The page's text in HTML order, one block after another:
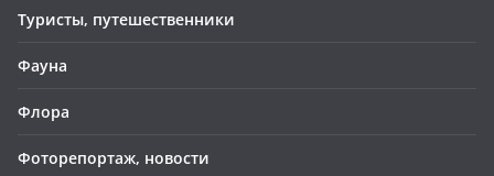
Туристы, путешественники
Фауна
Флора
Фоторепортаж, новости